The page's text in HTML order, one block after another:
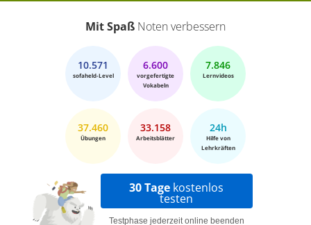
Mit Spaß Noten verbessern
10.571
sofaheld-Level
6.600
vorgefertigte
Vokabeln
7.846
Lernvideos
37.460
Übungen
33.158
Arbeitsblätter
24h
Hilfe von
Lehrkräften
30 Tage kostenlos
testen
Testphase jederzeit online beenden